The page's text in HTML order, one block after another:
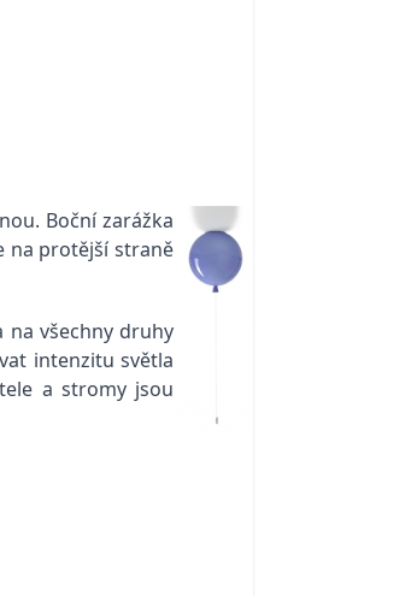
Boční zarážka
na protější straně
na všechny druhy
intenzitu světla
a stromy jsou